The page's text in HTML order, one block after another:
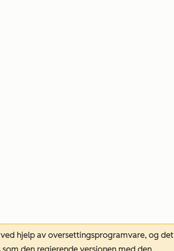
hjelp av oversettingsprogramvare, og det